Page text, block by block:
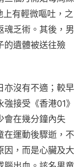
有輕微嘔吐，之
魂乏術。其後，男
的遺體被送往殮
亦沒有不適；較早
接受《香港01》
會在幾分鐘內失
在運動後驟逝，不
因，而是心臟及大